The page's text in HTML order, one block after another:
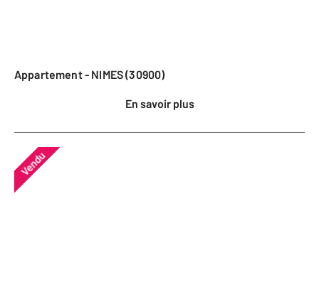
Appartement - NIMES (30900)
En savoir plus
Vendu